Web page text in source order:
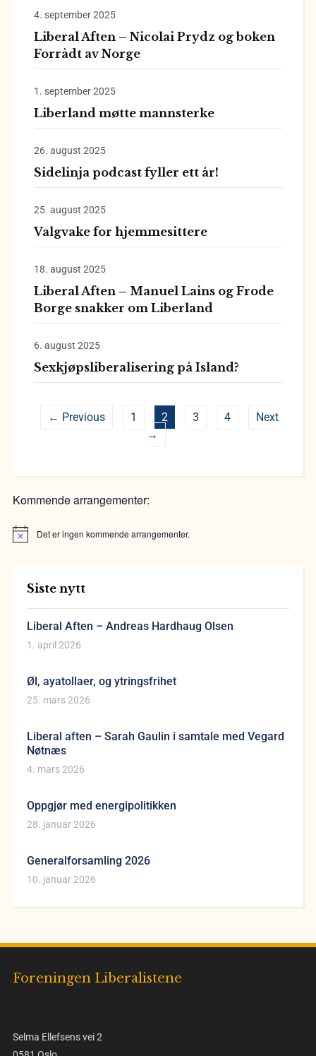
Kommende arrangementer:
MerknadDet er ingen kommende arrangementer.
4. september 2025
Liberal Aften – Nicolai Prydz og boken
Forrådt av Norge
1. september 2025
Liberland møtte mannsterke
26. august 2025
Sidelinja podcast fyller ett år!
25. august 2025
Valgvake for hjemmesittere
18. august 2025
Liberal Aften – Manuel Lains og Frode
Borge snakker om Liberland
6. august 2025
Sexkjøpsliberalisering på Island?
← Previous 1 2 3 4
Next
→
Siste nytt
Liberal Aften – Andreas Hardhaug Olsen
1. april 2026
Øl, ayatollaer, og ytringsfrihet
25. mars 2026
Liberal aften – Sarah Gaulin i samtale med Vegard
Nøtnæs
4. mars 2026
Oppgjør med energipolitikken
28. januar 2026
Generalforsamling 2026
10. januar 2026
Foreningen Liberalistene
Selma Ellefsens vei 2